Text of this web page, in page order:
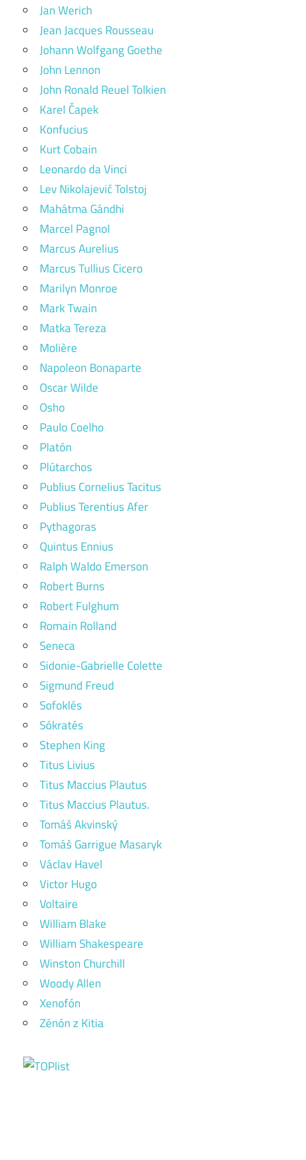
Jan Werich
Jean Jacques Rousseau
Johann Wolfgang Goethe
John Lennon
John Ronald Reuel Tolkien
Karel Čapek
Konfucius
Kurt Cobain
Leonardo da Vinci
Lev Nikolajevič Tolstoj
Mahátma Gándhi
Marcel Pagnol
Marcus Aurelius
Marcus Tullius Cicero
Marilyn Monroe
Mark Twain
Matka Tereza
Molière
Napoleon Bonaparte
Oscar Wilde
Osho
Paulo Coelho
Platón
Plútarchos
Publius Cornelius Tacitus
Publius Terentius Afer
Pythagoras
Quintus Ennius
Ralph Waldo Emerson
Robert Burns
Robert Fulghum
Romain Rolland
Seneca
Sidonie-Gabrielle Colette
Sigmund Freud
Sofoklés
Sókratés
Stephen King
Titus Livius
Titus Maccius Plautus
Titus Maccius Plautus.
Tomáš Akvinský
Tomáš Garrigue Masaryk
Václav Havel
Victor Hugo
Voltaire
William Blake
William Shakespeare
Winston Churchill
Woody Allen
Xenofón
Zénón z Kitia